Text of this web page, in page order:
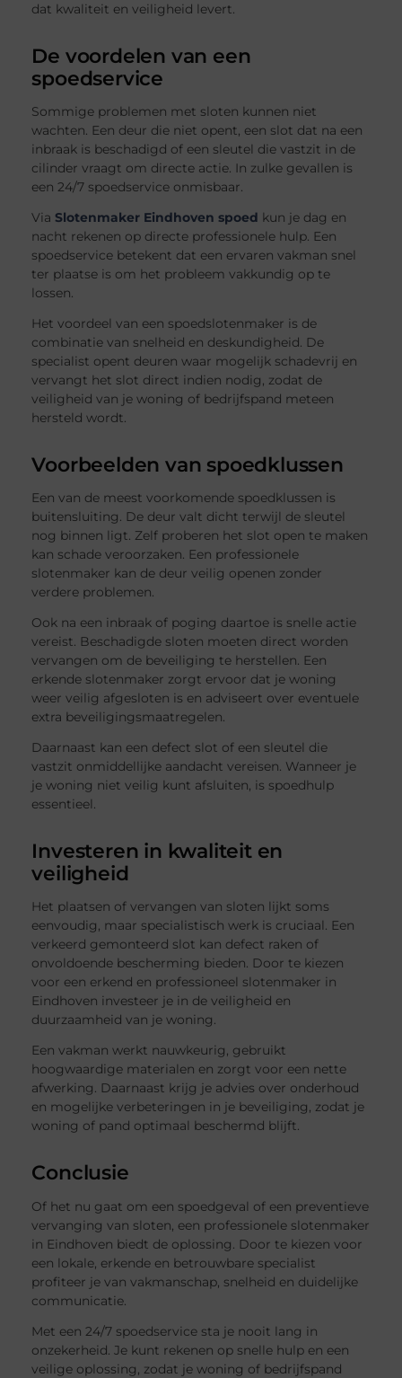
dat kwaliteit en veiligheid levert.
De voordelen van een
spoedservice
Sommige problemen met sloten kunnen niet
wachten. Een deur die niet opent, een slot dat na een
inbraak is beschadigd of een sleutel die vastzit in de
cilinder vraagt om directe actie. In zulke gevallen is
een 24/7 spoedservice onmisbaar.
Via Slotenmaker Eindhoven spoed kun je dag en
nacht rekenen op directe professionele hulp. Een
spoedservice betekent dat een ervaren vakman snel
ter plaatse is om het probleem vakkundig op te
lossen.
Het voordeel van een spoedslotenmaker is de
combinatie van snelheid en deskundigheid. De
specialist opent deuren waar mogelijk schadevrij en
vervangt het slot direct indien nodig, zodat de
veiligheid van je woning of bedrijfspand meteen
hersteld wordt.
Voorbeelden van spoedklussen
Een van de meest voorkomende spoedklussen is
buitensluiting. De deur valt dicht terwijl de sleutel
nog binnen ligt. Zelf proberen het slot open te maken
kan schade veroorzaken. Een professionele
slotenmaker kan de deur veilig openen zonder
verdere problemen.
Ook na een inbraak of poging daartoe is snelle actie
vereist. Beschadigde sloten moeten direct worden
vervangen om de beveiliging te herstellen. Een
erkende slotenmaker zorgt ervoor dat je woning
weer veilig afgesloten is en adviseert over eventuele
extra beveiligingsmaatregelen.
Daarnaast kan een defect slot of een sleutel die
vastzit onmiddellijke aandacht vereisen. Wanneer je
je woning niet veilig kunt afsluiten, is spoedhulp
essentieel.
Investeren in kwaliteit en
veiligheid
Het plaatsen of vervangen van sloten lijkt soms
eenvoudig, maar specialistisch werk is cruciaal. Een
verkeerd gemonteerd slot kan defect raken of
onvoldoende bescherming bieden. Door te kiezen
voor een erkend en professioneel slotenmaker in
Eindhoven investeer je in de veiligheid en
duurzaamheid van je woning.
Een vakman werkt nauwkeurig, gebruikt
hoogwaardige materialen en zorgt voor een nette
afwerking. Daarnaast krijg je advies over onderhoud
en mogelijke verbeteringen in je beveiliging, zodat je
woning of pand optimaal beschermd blijft.
Conclusie
Of het nu gaat om een spoedgeval of een preventieve
vervanging van sloten, een professionele slotenmaker
in Eindhoven biedt de oplossing. Door te kiezen voor
een lokale, erkende en betrouwbare specialist
profiteer je van vakmanschap, snelheid en duidelijke
communicatie.
Met een 24/7 spoedservice sta je nooit lang in
onzekerheid. Je kunt rekenen op snelle hulp en een
veilige oplossing, zodat je woning of bedrijfspand